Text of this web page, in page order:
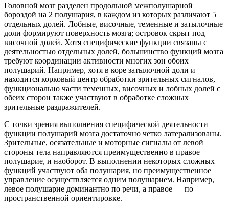
Головной мозг разделен продольной межполушарной
бороздой на 2 полушария, в каждом из которых различают 5
отдельных долей. Лобные, височные, теменные и затылочные
доли формируют поверхность мозга; островок скрыт под
височной долей. Хотя специфические функции связаны с
деятельностью отдельных долей, большинство функций мозга
требуют координации активности многих зон обоих
полушарий. Например, хотя в коре затылочной доли и
находится корковый центр обработки зрительных сигналов,
функционально части теменных, височных и лобных долей с
обеих сторон также участвуют в обработке сложных
зрительные раздражителей.
С точки зрения выполнения специфической деятельности
функции полушарий мозга достаточно четко латерализованы.
Зрительные, осязательные и моторные сигналы от левой
стороны тела направляются преимущественно в правое
полушарие, и наоборот. В выполнении некоторых сложных
функций участвуют оба полушария, но преимущественное
управление осуществляется одним полушарием. Например,
левое полушарие доминантно по речи, а правое — по
пространственной ориентировке.